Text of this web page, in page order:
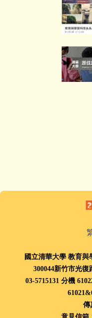
國立清華大學 教育
300044新竹市光
03-5715131 分機
61021&
傳